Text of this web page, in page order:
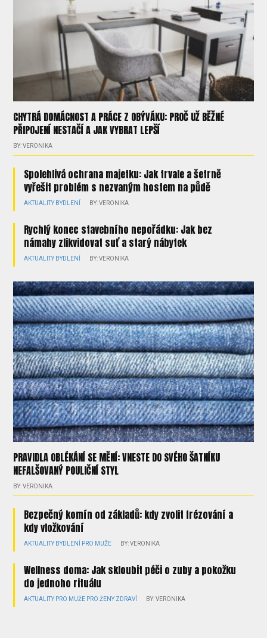
CHYTRÁ DOMÁCNOST A PRÁCE Z OBÝVÁKU: PROČ UŽ BĚŽNÉ
PŘIPOJENÍ NESTAČÍ A JAK VYBRAT LEPŠÍ
BY: VERONIKA
Spolehlivá ochrana majetku: Jak trvale a šetrně
vyřešit problém s nezvaným hostem na půdě
AKTUALITY BYDLENÍ BY: VERONIKA
Rychlý konec stavebního nepořádku: Jak bez
námahy zlikvidovat suť a starý nábytek
AKTUALITY BYDLENÍ BY: VERONIKA
PRAVIDLA OBLÉKÁNÍ SE MĚNÍ: VNESTE DO SVÉHO ŠATNÍKU
NEFALŠOVANÝ POULIČNÍ STYL
BY: VERONIKA
Bezpečný komín od základů: kdy zvolit frézování a
kdy vložkování
AKTUALITY BYDLENÍ PRO MUŽE BY: VERONIKA
Wellness doma: Jak skloubit péči o zuby a pokožku
do jednoho rituálu
AKTUALITY PRO MUŽE PRO ŽENY ZDRAVÍ BY: VERONIKA